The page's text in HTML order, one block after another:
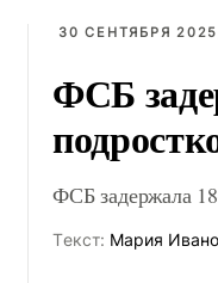
30 СЕНТЯБРЯ
ФСБ
ФСБ задержала
Tекст: Мария